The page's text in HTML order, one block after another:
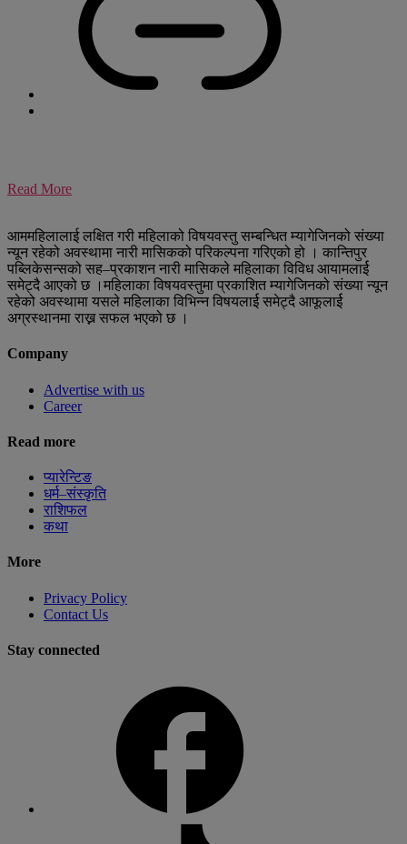
Read More
आममहिलालाई लक्षित गरी महिलाको विषयवस्तु सम्बन्धित म्यागेजिनको संख्या
न्यून रहेको अवस्थामा नारी मासिकको परिकल्पना गरिएको हो । कान्तिपुर
पब्लिकेसन्सको सह–प्रकाशन नारी मासिकले महिलाका विविध आयामलार्ई
समेट्दै आएको छ ।महिलाका विषयवस्तुमा प्रकाशित म्यागेजिनको संख्या न्यून
रहेको अवस्थामा यसले महिलाका विभिन्न विषयलार्ई समेट्दै आफूलार्ई
अग्रस्थानमा राख्न सफल भएको छ ।
Company
Advertise with us
Career
Read more
प्यारेन्टिङ
धर्म–संस्कृति
राशिफल
कथा
More
Privacy Policy
Contact Us
Stay connected